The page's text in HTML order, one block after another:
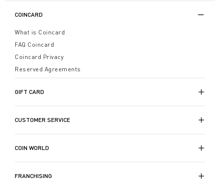
COINCARD
What is Coincard
FAQ Coincard
Coincard Privacy
Reserved Agreements
GIFT CARD
CUSTOMER SERVICE
COIN WORLD
FRANCHISING